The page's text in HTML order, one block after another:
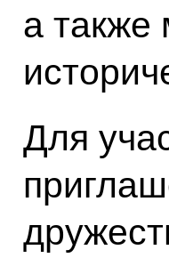
а также
Для